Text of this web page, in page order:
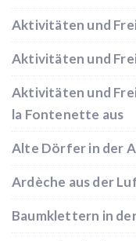
Aktivitäten und
Aktivitäten und
Aktivitäten und
la Fontenette aus
Alte Dörfer in der
Ardèche aus der
Baumklettern in